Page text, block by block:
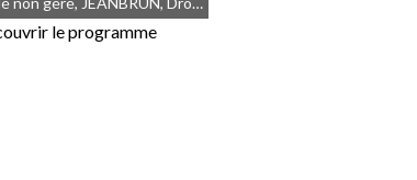
le programme